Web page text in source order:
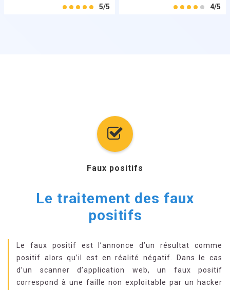
5/5 4/5
Faux positifs
Le traitement des faux
positifs
Le faux positif est l’annonce d’un résultat comme
positif alors qu’il est en réalité négatif. Dans le cas
d’un scanner d’application web, un faux positif
correspond à une faille non exploitable par un hacker